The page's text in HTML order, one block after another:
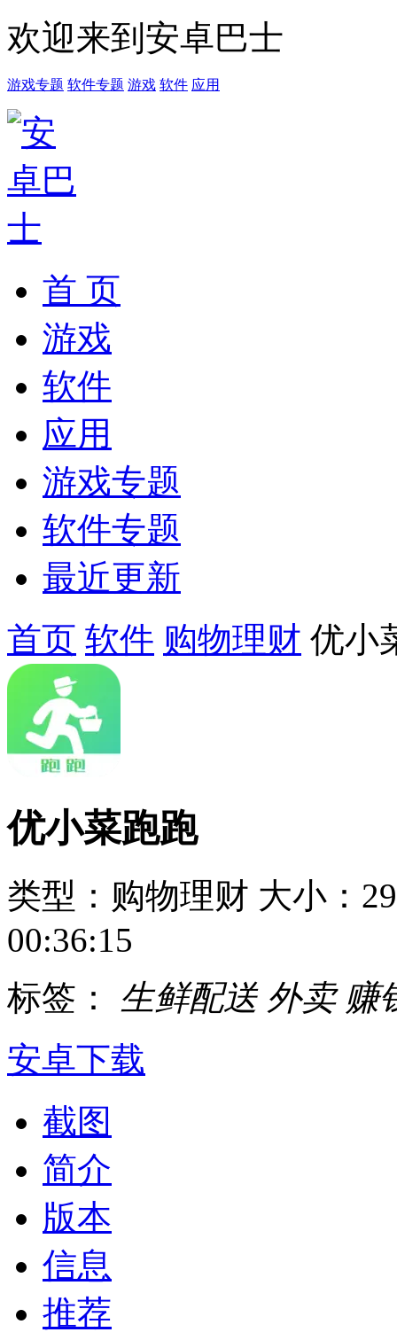
欢迎来到安卓巴士
游戏专题 软件专题 游戏 软件 应用
首 页
游戏
软件
应用
游戏专题
软件专题
最近更新
首页 软件 购物理财 优小
优小菜跑跑
类型：购物理财 大小：
00:36:15
标签： 生鲜配送 外卖 赚
安卓下载
截图
简介
版本
信息
推荐